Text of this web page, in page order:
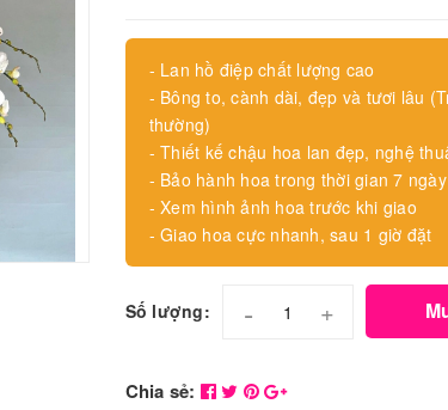
- Lan hồ điệp chất lượng cao
- Bông to, cành dài, đẹp và tươi lâu
thường)
- Thiết kế chậu hoa lan đẹp, nghệ
- Bảo hành hoa trong thời gian 7 ngày
- Xem hình ảnh hoa trước khi giao
- Giao hoa cực nhanh, sau 1 giờ đặt
Số lượng: - +
Chia sẻ: